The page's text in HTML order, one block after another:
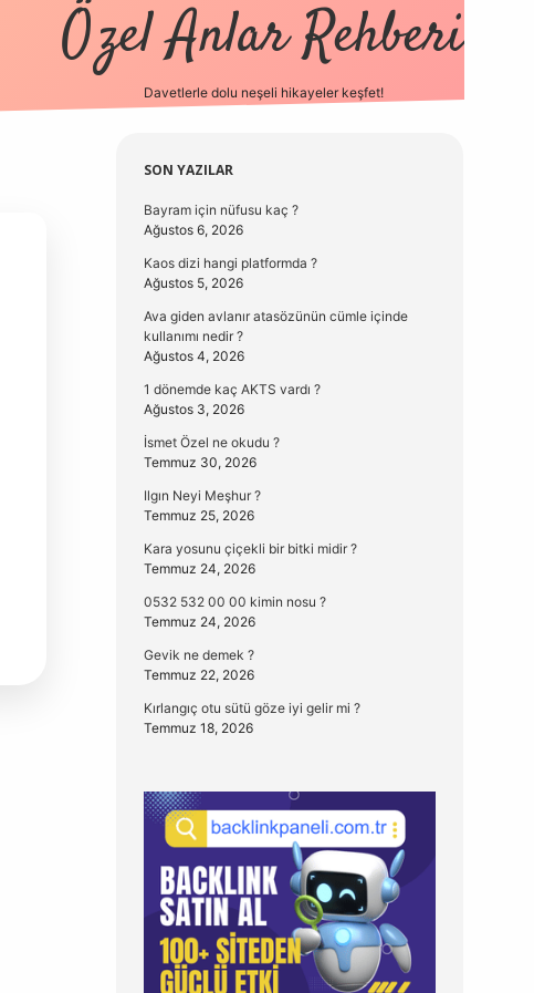
Özel Anlar Rehberi
Davetlerle dolu neşeli hikayeler keşfet!
Sidebar
SON YAZILAR
Bayram için nüfusu kaç ?
Ağustos 6, 2026
Kaos dizi hangi platformda ?
Ağustos 5, 2026
Ava giden avlanır atasözünün cümle içinde
kullanımı nedir ?
Ağustos 4, 2026
1 dönemde kaç AKTS vardı ?
Ağustos 3, 2026
İsmet Özel ne okudu ?
Temmuz 30, 2026
Ilgın Neyi Meşhur ?
Temmuz 25, 2026
Kara yosunu çiçekli bir bitki midir ?
Temmuz 24, 2026
0532 532 00 00 kimin nosu ?
Temmuz 24, 2026
Gevik ne demek ?
Temmuz 22, 2026
Kırlangıç otu sütü göze iyi gelir mi ?
Temmuz 18, 2026